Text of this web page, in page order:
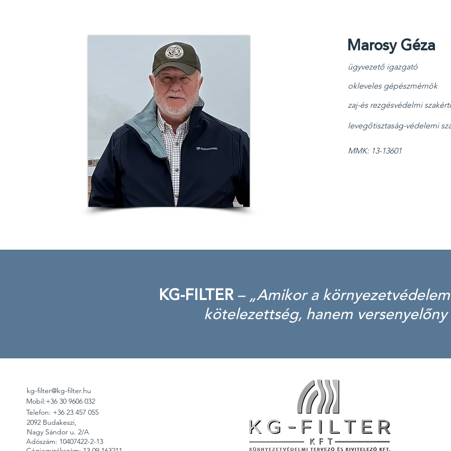
Marosy Géza
ügyvezető igazgató
okleveles gépészmérnök
zaj-és rezgésvédelmi
levegőtisztaság-védelemi
MMK: 13-13601
KG-FILTER– „Amikor a
kötelezettség, hanem versenyelőny
kg-filter@kg-filter.hu
Mobil:+36 30 9606 032
Telefon: +36 23 457 055
2092 Budakeszi,
Nagy Sándor u. 2/A
Adószám: 10407422-2-13